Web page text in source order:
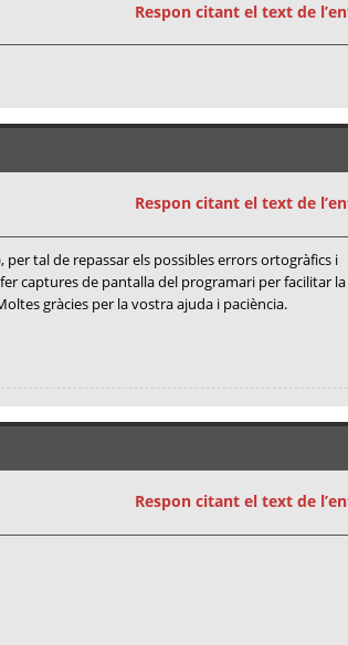
Respon citant el text de
Respon citant el text de
tal de repassar els possibles errors ortogràfics i
captures de pantalla del programari per facilitar la
gràcies per la vostra ajuda i paciència.
Respon citant el text de